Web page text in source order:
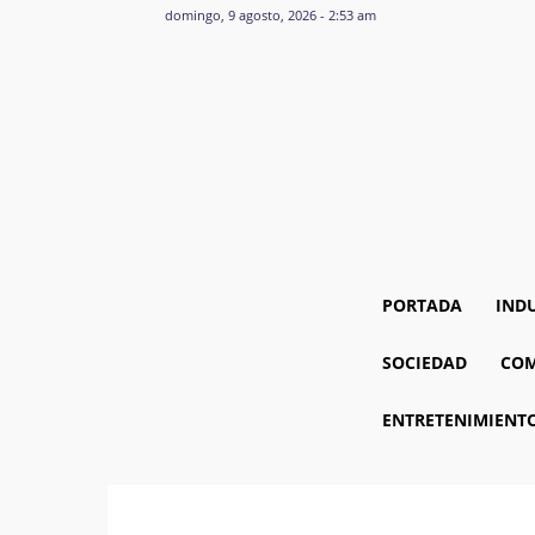
domingo, 9 agosto, 2026 - 2:53 am
PORTADA
SOCIEDAD